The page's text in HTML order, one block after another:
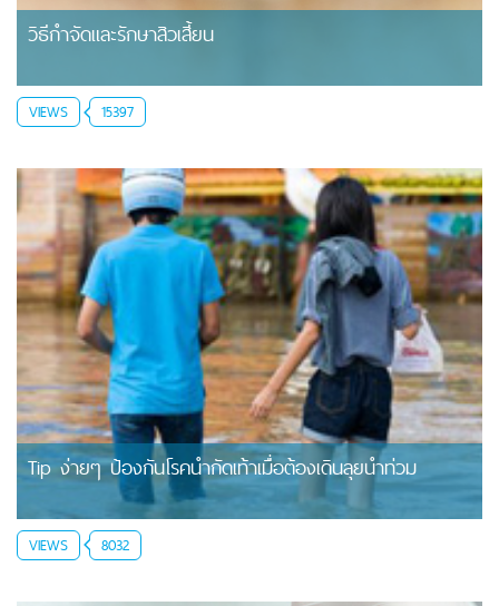
วิธีกำจัดและรักษาสิวเสี้ยน
VIEWS 15397
Tip ง่ายๆ ป้องกันโรคน้ำกัดเท้าเมื่อต้องเดินลุยน้ำท่วม
VIEWS 8032